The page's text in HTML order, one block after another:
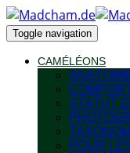
Toggle navigation
CAMÉLÉONS
STATUT
POUR